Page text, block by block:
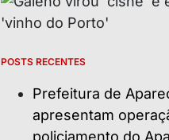
POSTS RECENTES
Prefeitura de
apresentam
policiamento do